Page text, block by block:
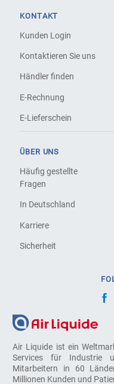
Air Liquide ist ein
Services für Industrie
Mitarbeitern in 60
Millionen Kunden und
KONTAKT
Kunden Login
Kontaktieren Sie uns
Händler finden
E-Rechnung
E-Lieferschein
ÜBER UNS
Häufig gestellte
Fragen
In Deutschland
Karriere
Sicherheit